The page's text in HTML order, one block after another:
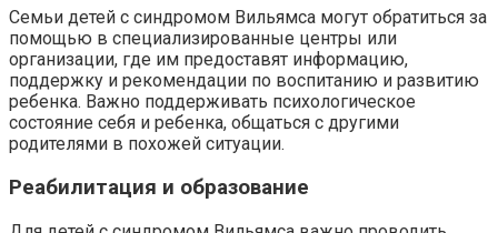
Семьи детей с синдромом Вильямса могут обратиться за
помощью в специализированные центры или
организации, где им предоставят информацию,
поддержку и рекомендации по воспитанию и развитию
ребенка. Важно поддерживать психологическое
состояние себя и ребенка, общаться с другими
родителями в похожей ситуации.
Реабилитация и образование